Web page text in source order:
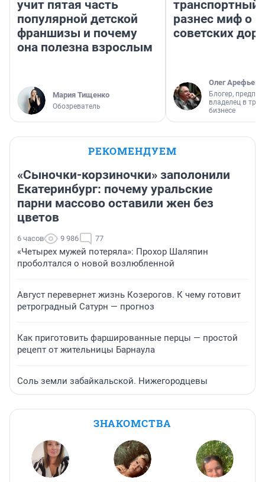
учит пятая часть
популярной детской
франшизы и почему
она полезна взрослым
Мария Тищенко
Обозреватель
транспортный
разнес миф о
советских
Олег Арефьев
Блогер,
владелец в
бизнесе
РЕКОМЕНДУЕМ
«Сыночки-корзиночки» заполонили
Екатеринбург: почему уральские
парни массово оставили жен без
цветов
6 часов 9 986 77
«Четырех мужей потеряла»: Прохор Шаляпин
проболтался о новой возлюбленной
Август перевернет жизнь Козерогов. К чему готовит
ретроградный Сатурн — прогноз
Как приготовить фаршированные перцы — простой
рецепт от жительницы Барнаула
Соль земли забайкальской. Нижегородцевы
ЗНАКОМСТВА